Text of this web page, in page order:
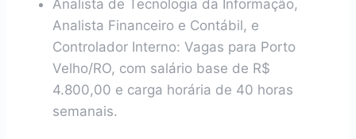
Analista de Tecnologia da Informação,
Analista Financeiro e Contábil, e
Controlador Interno: Vagas para Porto
Velho/RO, com salário base de R$
4.800,00 e carga horária de 40 horas
semanais.